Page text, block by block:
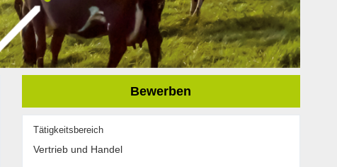
Bewerben
Tätigkeitsbereich
Vertrieb und Handel